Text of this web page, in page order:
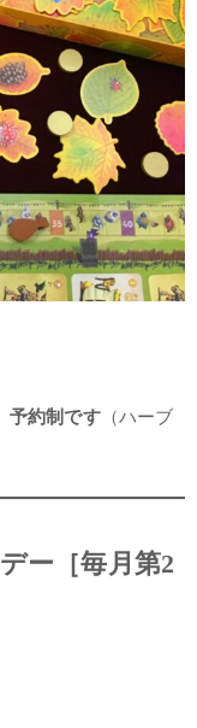
予約制です（ハーブ
ー［毎月第2